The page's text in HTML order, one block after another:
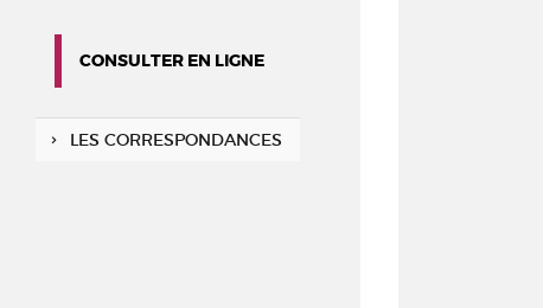
CONSULTER EN LIGNE
LES CORRESPONDANCES